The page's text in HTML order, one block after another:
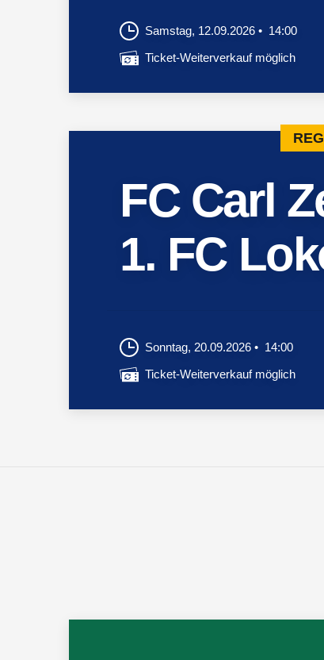
Samstag, 12.09.2026 14:00
Ticket-Weiterverkauf möglich
FC Carl
1. FC
Sonntag, 20.09.2026 14:00
Ticket-Weiterverkauf möglich